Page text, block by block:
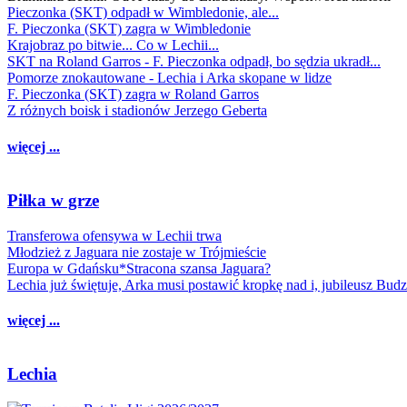
Pieczonka (SKT) odpadł w Wimbledonie, ale...
F. Pieczonka (SKT) zagra w Wimbledonie
Krajobraz po bitwie... Co w Lechii...
SKT na Roland Garros - F. Pieczonka odpadł, bo sędzia ukradł...
Pomorze znokautowane - Lechia i Arka skopane w lidze
F. Pieczonka (SKT) zagra w Roland Garros
Z różnych boisk i stadionów Jerzego Geberta
więcej ...
Piłka w grze
Transferowa ofensywa w Lechii trwa
Młodzież z Jaguara nie zostaje w Trójmieście
Europa w Gdańsku*Stracona szansa Jaguara?
Lechia już świętuje, Arka musi postawić kropkę nad i, jubileusz
więcej ...
Lechia